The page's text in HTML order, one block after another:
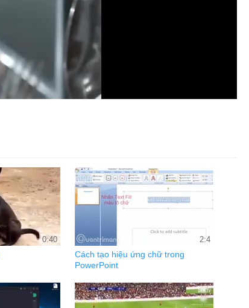
0:40 2:4
Cách tạo hiệu ứng chữ trong
PowerPoint